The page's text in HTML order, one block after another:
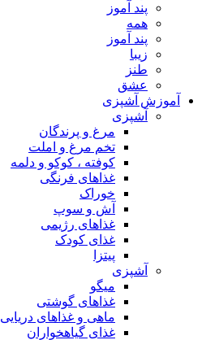
پند آموز
همه
پند آموز
زیبا
طنز
عشق
آموزش آشپزی
آشپزی
مرغ و پرندگان
تخم مرغ و املت
کوفته ، کوکو و دلمه
غذاهای فرنگی
خوراک
آش و سوپ
غذاهای رژیمی
غذای کودک
پیتزا
آشپزی
میگو
غذاهای گوشتی
ماهی و غذاهای دریایی
غذای گیاهخواران